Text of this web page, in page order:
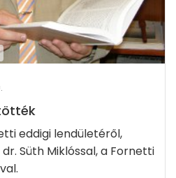
eddigi lendületéről,
Süth Miklóssal, a Fornetti